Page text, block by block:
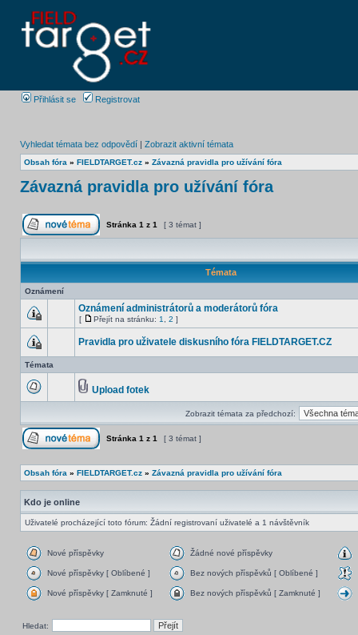
Přihlásit se Registrovat
Vyhledat témata bez odpovědí | Zobrazit aktivní témata
Obsah fóra » FIELDTARGET.cz » Závazná pravidla pro užívání fóra
Závazná pravidla pro užívání fóra
Stránka 1 z 1 [ 3 témat ]
Témata
Oznámení
Oznámení administrátorů a moderátorů fóra
[ Přejít na stránku: 1 2 ]
Pravidla pro uživatele diskusního fóra FIELDTARGET.CZ
Témata
Upload fotek
Zobrazit témata za předchozí:
Stránka 1 z 1 [ 3 témat ]
Obsah fóra » FIELDTARGET.cz » Závazná pravidla pro užívání fóra
Kdo je online
Uživatelé procházející toto fórum: Žádní registrovaní uživatelé a 1 návštěvník
Nové příspěvky Žádné nové příspěvky
Nové příspěvky [ Oblíbené ] Bez nových příspěvků [ Oblíbené ]
Nové příspěvky [ Zamknuté ] Bez nových příspěvků [ Zamknuté ]
Hledat: